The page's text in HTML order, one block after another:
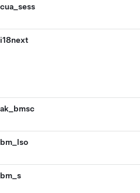
cua_sess
i18next
ak_bmsc
bm_lso
bm_s